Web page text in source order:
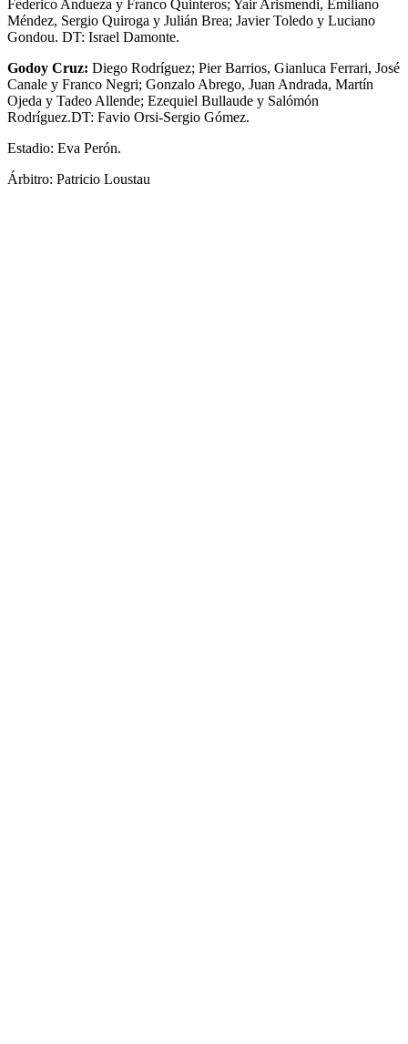
Federico Andueza y Franco Quinteros; Yair Arismendi, Emiliano
Méndez, Sergio Quiroga y Julián Brea; Javier Toledo y Luciano
Gondou. DT: Israel Damonte.
Godoy Cruz: Diego Rodríguez; Pier Barrios, Gianluca Ferrari, José
Canale y Franco Negri; Gonzalo Abrego, Juan Andrada, Martín
Ojeda y Tadeo Allende; Ezequiel Bullaude y Salómón
Rodríguez.DT: Favio Orsi-Sergio Gómez.
Estadio: Eva Perón.
Árbitro: Patricio Loustau